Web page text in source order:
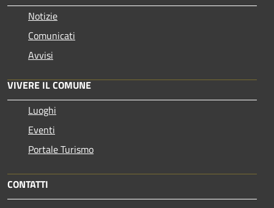
Notizie
Comunicati
Avvisi
VIVERE IL COMUNE
Luoghi
Eventi
Portale Turismo
CONTATTI